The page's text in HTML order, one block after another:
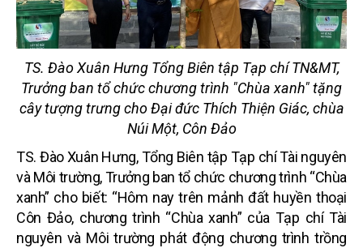
TS. Đào Xuân Hưng Tổng Biên tập Tạp chí TN&MT,
Trưởng ban tổ chức chương trình "Chùa xanh" tặng
cây tượng trưng cho Đại đức Thích Thiện Giác, chùa
Núi Một, Côn Đảo
TS. Đào Xuân Hưng, Tổng Biên tập Tạp chí Tài nguyên
và Môi trường, Trưởng ban tổ chức chương trình “Chùa
xanh” cho biết: “Hôm nay trên mảnh đất huyền thoại
Côn Đảo, chương trình “Chùa xanh” của Tạp chí Tài
nguyên và Môi trường phát động chương trình trồng